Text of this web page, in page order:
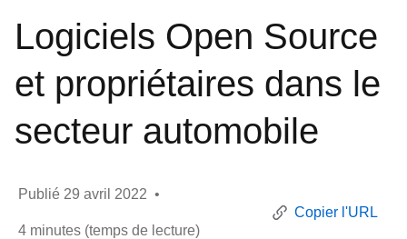
Logiciels Open Source
et propriétaires dans le
secteur automobile
Publié 29 avril 2022 •
4 minutes (temps de lecture)
Copier l'URL